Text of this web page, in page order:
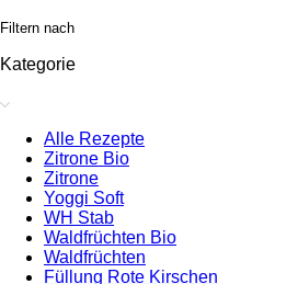
Filtern nach
Kategorie
Alle Rezepte
Zitrone Bio
Zitrone
Yoggi Soft
WH Stab
Waldfrüchten Bio
Waldfrüchten
Füllung Rote Kirschen